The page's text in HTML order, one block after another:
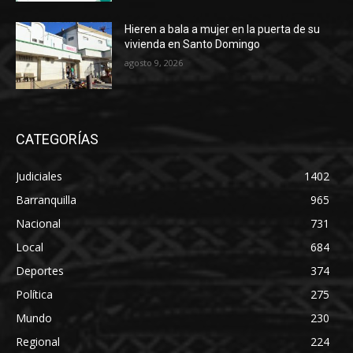
Hieren a bala a mujer en la puerta de su
vivienda en Santo Domingo
agosto 9, 2026
CATEGORÍAS
Judiciales
1402
Barranquilla
965
Nacional
731
Local
684
Deportes
374
Política
275
Mundo
230
Regional
224